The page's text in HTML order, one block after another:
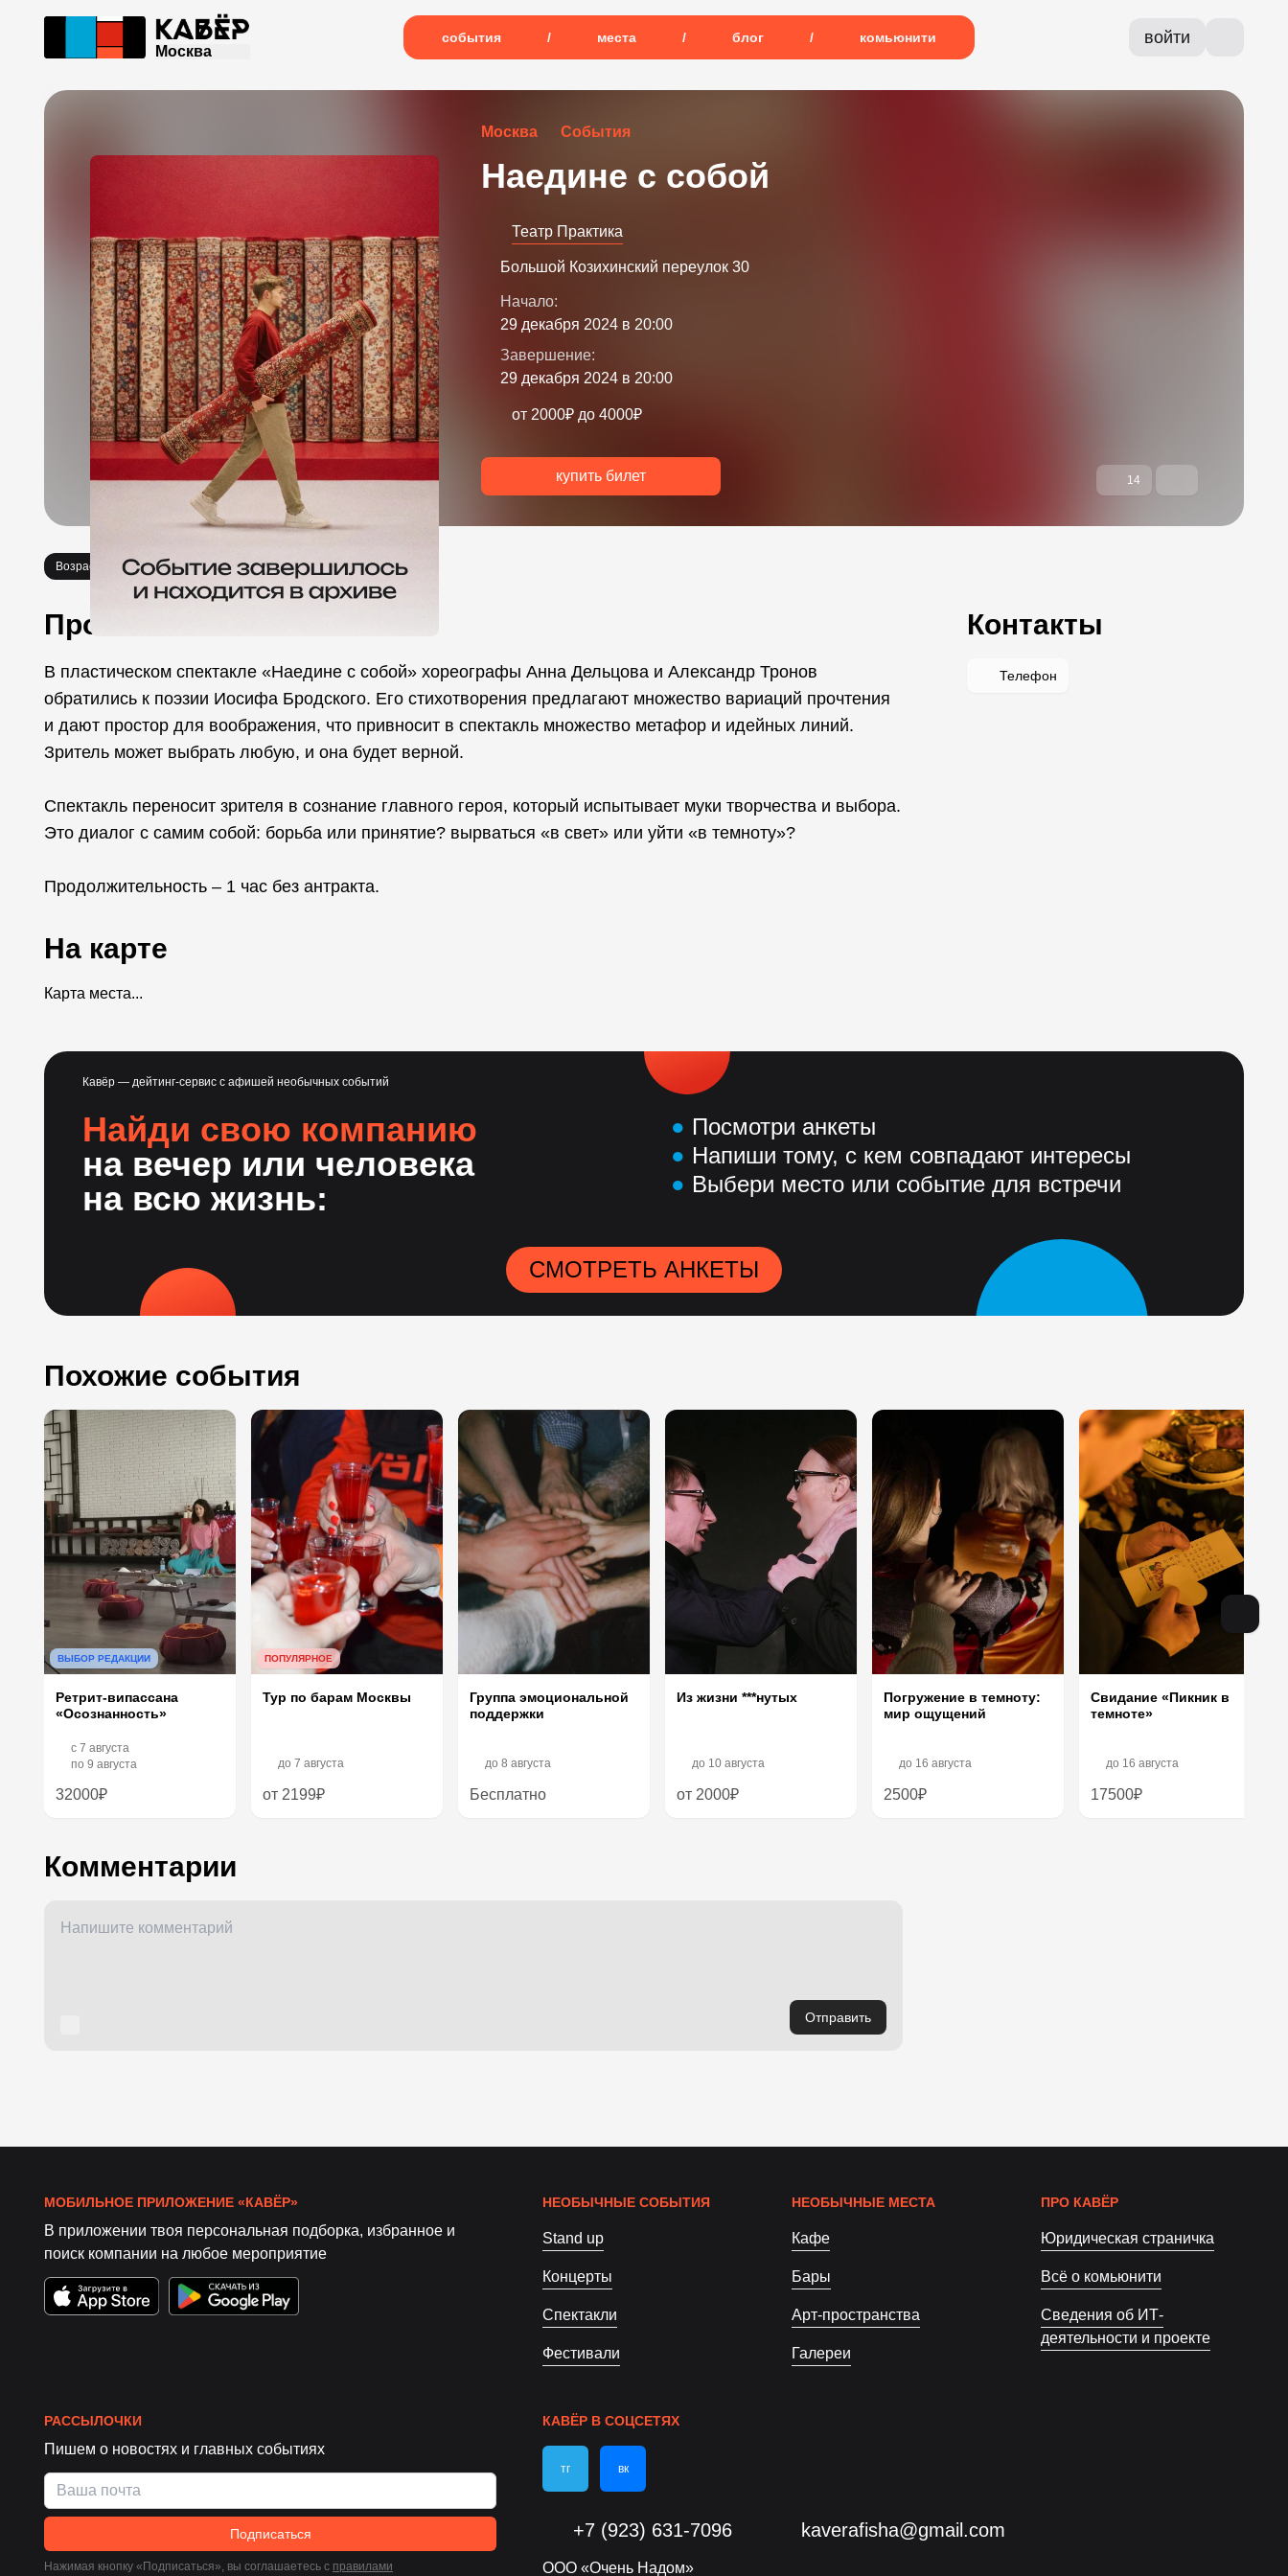
Москва
события / места / блог / комьюнити войти
Москва События
Наедине с собой
купить билет 14
Театр Практика
Большой Козихинский переулок 30
Начало:
29 декабря 2024 в 20:00
Завершение:
29 декабря 2024 в 20:00
от 2000₽ до 4000₽
Возраст 16+ Спектакли
Про событие
В пластическом спектакле «Наедине с собой» хореографы Анна Дельцова и Александр Тронов
обратились к поэзии Иосифа Бродского. Его стихотворения предлагают множество вариаций прочтения
и дают простор для воображения, что привносит в спектакль множество метафор и идейных линий.
Зритель может выбрать любую, и она будет верной.
Спектакль переносит зрителя в сознание главного героя, который испытывает муки творчества и выбора.
Это диалог с самим собой: борьба или принятие? вырваться «в свет» или уйти «в темноту»?
Продолжительность – 1 час без антракта.
Контакты
Телефон
На карте
Карта места...
Кавёр — дейтинг-сервис с афишей необычных событий
Найди свою компанию
на вечер или человека
на всю жизнь:
● Посмотри анкеты
● Напиши тому, с кем совпадают интересы
● Выбери место или событие для встречи
СМОТРЕТЬ АНКЕТЫ
Похожие события
ВЫБОР РЕДАКЦИИ
Ретрит-випассана
«Осознанность»
c 7 августа
по 9 августа
32000₽
ПОПУЛЯРНОЕ
Тур по барам Москвы
до 7 августа
от 2199₽
Группа эмоциональной
поддержки
до 8 августа
Бесплатно
Из жизни ***нутых
до 10 августа
от 2000₽
Погружение в темноту:
мир ощущений
до 16 августа
2500₽
Свидание «Пикник в
темноте»
до 16 августа
17500₽
Комментарии
Отправить
МОБИЛЬНОЕ ПРИЛОЖЕНИЕ «КАВЁР»
В приложении твоя персональная подборка, избранное и
поиск компании на любое мероприятие
НЕОБЫЧНЫЕ СОБЫТИЯ
Stand up
Концерты
Спектакли
Фестивали
НЕОБЫЧНЫЕ МЕСТА
Кафе
Бары
Арт-пространства
Галереи
ПРО КАВЁР
Юридическая страничка
Всё о комьюнити
Сведения об ИТ-
деятельности и проекте
РАССЫЛОЧКИ
Пишем о новостях и главных событиях
Подписаться
Нажимая кнопку «Подписаться», вы соглашаетесь c правилами
КАВЁР В СОЦСЕТЯХ
тг вк
+7 (923) 631-7096 kaverafisha@gmail.com
ООО «Очень Надом»